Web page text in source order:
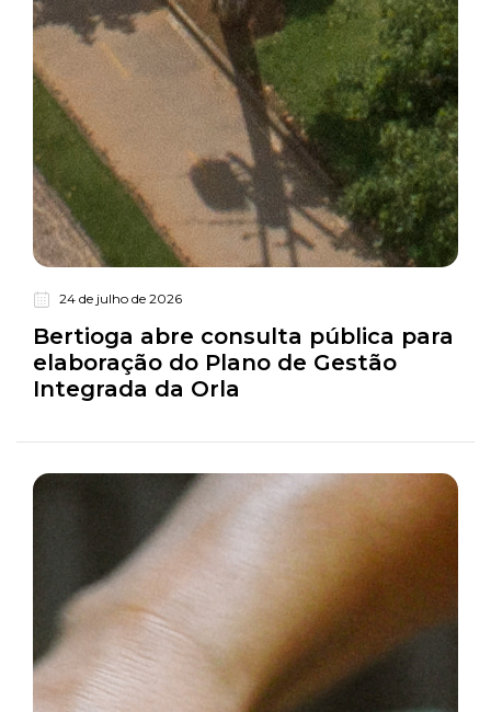
24 de julho de 2026
Bertioga abre consulta pública para
elaboração do Plano de Gestão
Integrada da Orla